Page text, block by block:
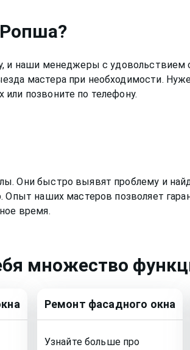
?
и наши менеджеры с удовольствием
мастера при необходимости.
позвоните по телефону.
Они быстро выявят проблему и
наших мастеров позволяет
время.
множество
Ремонт фасадного окна
Узнайте больше про